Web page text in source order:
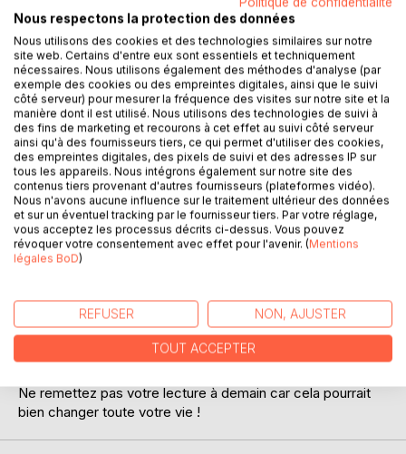
DESCRIPTION
La loi de l'attraction, c'est une loi universelle qui dit que l'on
attire tout ce sur quoi on se focalise consciemment ou
inconsciemment. Il existe déjà un nombre incalculable
d'ouvrages sur la réalisation de ses objectifs. J'ai voulu
résumer de façon très concise toute ces connaissances
pour obtenir la réussite (réussite familiale, réussite
financière, réussite personnelle etc.) en quelques pages.
Ainsi, vous en saurez tout autant qu'en ayant lu des
qu'une dizaine de pages, ce qui vous permettra de le lire
pendant votre trajet pour aller au boulot, entre deux
réunions, ou lors d'une pause-café. Le tout en moins d'une
Ne remettez pas votre lecture à demain car cela pourrait
bien changer toute votre vie !
Nous respectons la protection des données
Nous utilisons des cookies et des technologies similaires sur notre
site web. Certains d'entre eux sont essentiels et techniquement
nécessaires. Nous utilisons également des méthodes d'analyse (par
exemple des cookies ou des empreintes digitales, ainsi que le suivi
côté serveur) pour mesurer la fréquence des visites sur notre site et la
manière dont il est utilisé. Nous utilisons des technologies de suivi à
des fins de marketing et recourons à cet effet au suivi côté serveur
ainsi qu'à des fournisseurs tiers, ce qui permet d'utiliser des cookies,
des empreintes digitales, des pixels de suivi et des adresses IP sur
tous les appareils. Nous intégrons également sur notre site des
contenus tiers provenant d'autres fournisseurs (plateformes vidéo).
Nous n'avons aucune influence sur le traitement ultérieur des données
et sur un éventuel tracking par le fournisseur tiers. Par votre réglage,
vous acceptez les processus décrits ci-dessus. Vous pouvez
révoquer votre consentement avec effet pour l'avenir. (Mentions
légales BoD)
REFUSER NON, AJUSTER
TOUT ACCEPTER